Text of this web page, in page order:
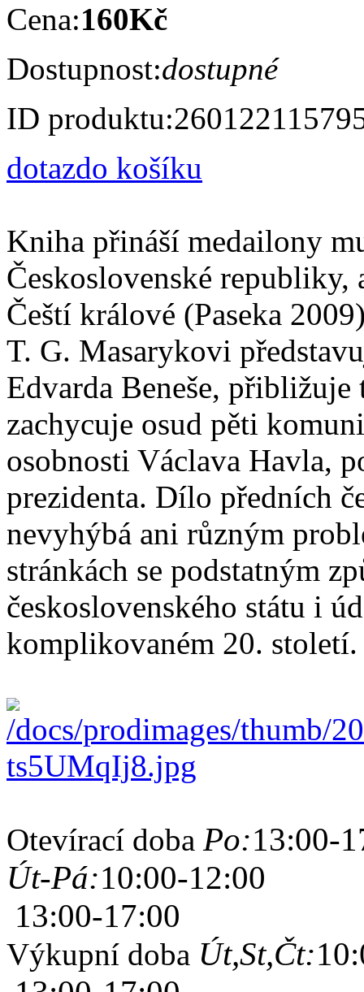
Cena:160Kč
Dostupnost:dostupné
ID produktu:
dotazdo košíku
Kniha přináší medailony
Československé republiky,
Čeští králové (Paseka
T. G. Masarykovi
Edvarda Beneše,
zachycuje osud pěti
osobnosti Václava Havla,
prezidenta. Dílo předních
nevyhýbá ani různým
stránkách se podstatným
československého státu i
komplikovaném 20. století.
Otevírací doba Po:13:00-
Út-Pá:10:00-12:00
13:00-17:00
Výkupní doba Út,St,Čt: